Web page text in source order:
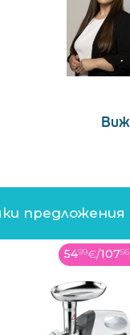
5499€/10756